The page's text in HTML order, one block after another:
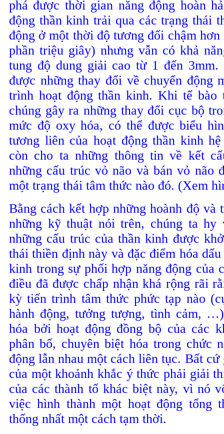
phá được thời gian năng động hoàn
động thần kinh trải qua các trạng thái
động ở một thời độ tương đối chậm
phần triệu giây) nhưng vẫn có khả
tung độ dung giải cao từ 1 đến
được những thay đổi về chuyển động
trình hoạt động thần kinh. Khi tế bào
chúng gây ra những thay đổi cục bộ
mức độ oxy hóa, có thể được biểu
tương liên của hoạt động thần kinh
còn cho ta những thông tin về kết
những cấu trúc vỏ não và bán vỏ não
một trạng thái tâm thức nào đó. (Xem
Bằng cách kết hợp những hoành độ và
những kỹ thuật nói trên, chúng ta hy
những cấu trúc của thần kinh được
thái thiền định này và đặc điểm hóa dấu
kinh trong sự phối hợp năng động của
điều đã được chấp nhận khá rộng rãi
kỳ tiến trình tâm thức phức tạp nào (
hành động, tưởng tượng, tình cảm,
hóa bởi hoạt động đồng bộ của các
phân bố, chuyên biệt hóa trong chức
động lẫn nhau một cách liên tục. Bất cứ
của một khoảnh khắc ýthức phải giải
của các thành tố khác biệt này, vì nó
việc hình thành một hoạt động tổng
thống nhất một cách tạm thời.